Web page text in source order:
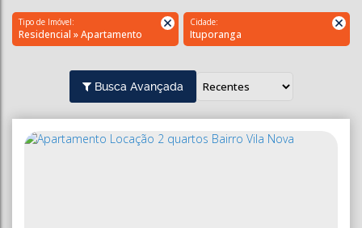
Tipo de Imóvel:
Residencial » Apartamento
Cidade:
Ituporanga
Busca Avançada